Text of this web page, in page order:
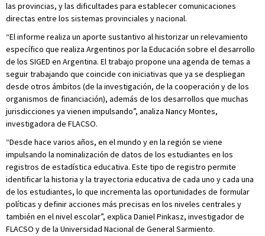
las provincias, y las dificultades para establecer comunicaciones
directas entre los sistemas provinciales y nacional.
“El informe realiza un aporte sustantivo al historizar un relevamiento
específico que realiza Argentinos por la Educación sobre el desarrollo
de los SIGED en Argentina. El trabajo propone una agenda de temas a
seguir trabajando que coincide con iniciativas que ya se despliegan
desde otros ámbitos (de la investigación, de la cooperación y de los
organismos de financiación), además de los desarrollos que muchas
jurisdicciones ya vienen impulsando”, analiza Nancy Montes,
investigadora de FLACSO.
“Desde hace varios años, en el mundo y en la región se viene
impulsando la nominalización de datos de los estudiantes en los
registros de estadística educativa. Este tipo de registro permite
identificar la historia y la trayectoria educativa de cada uno y cada una
de los estudiantes, lo que incrementa las oportunidades de formular
políticas y definir acciones más precisas en los niveles centrales y
también en el nivel escolar”, explica Daniel Pinkasz, investigador de
FLACSO y de la Universidad Nacional de General Sarmiento.